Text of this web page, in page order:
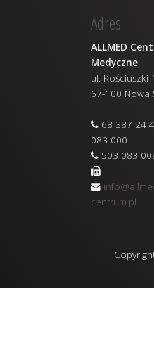
Adres
ALLMED
Medyczne
ul. Kościuszki
67-100 Nowa
68 387 24
083 000
503 083
centrum.pl